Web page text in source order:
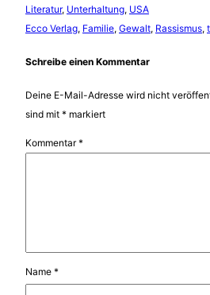
Literatur, Unterhaltung, USA
Ecco Verlag, Familie, Gewalt, Rassismus,
Schreibe einen Kommentar
Deine E-Mail-Adresse wird nicht
sind mit * markiert
Kommentar*
Name *